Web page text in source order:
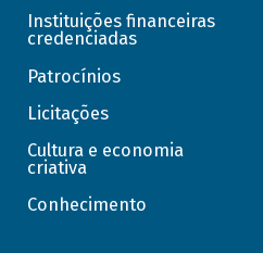
Instituições financeiras
credenciadas
Patrocínios
Licitações
Cultura e economia
criativa
Conhecimento